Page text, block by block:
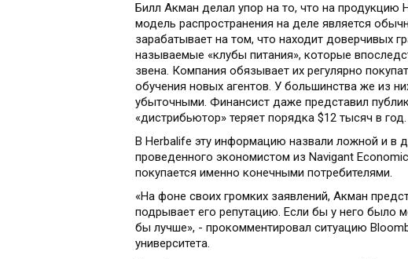
Билл Акман делал упор на то, что на продукцию
модель распространения на деле является
зарабатывает на том, что находит доверчивых
называемые «клубы питания», которые
звена. Компания обязывает их регулярно
обучения новых агентов. У большинства же из
убыточными. Финансист даже представил
«дистрибьютор» теряет порядка $12 тысяч в год.
В Herbalife эту информацию назвали ложной и в
проведенного экономистом из Navigant
покупается именно конечными потребителями.
«На фоне своих громких заявлений, Акман
подрывает его репутацию. Если бы у него было
бы лучше», - прокомментировал ситуацию
университета.